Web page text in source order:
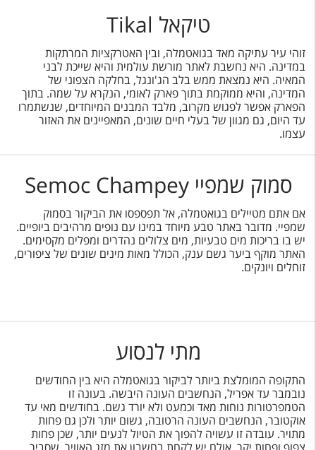
טיקאל Tikal
זוהי עיר עתיקה מאד בגואטמלה, ובין האטרקציות המרתקות
במדינה. היא נחשבת לאתר מורשת עולמית והיא שייכת לבני
המאיה. היא נמצאת ממש בלב הג'ונגל, בחלקה הצפוני של
המדינה, והיא ממוקמת בתוך פארק לאומי, הנקרא על שמה. בתוך
הפארק אפשר לפגוש מקרוב, מלבד המבנים המיוחדים, שנשתמרו
עד היום, גם מגוון של בעלי חיים שונים, המאפיינים את האזור
עצמו.
סמוק שמפיי Semoc Champey
אם אתם מטיילים בגואטמלה, אל תפספסו את הביקור בסמוק
שמפיי. מדובר באתר טבע מיוחד במינו עם נופים מרהיבים ביופיים.
יש בו בריכות מים טבעיות, מים צלולים נהדרים ומפלים מקסימים.
האתר מוקף ביער גשם ענק, הכולל מאות מינים שונים של ציפורים,
זוחלים ויונקים.
מתי לנסוע
התקופה המומלצת ביותר לביקור בגואטמלה היא בין החודשים
נובמבר עד אפריל, הנחשבים העונה היבשה. בעונה זו
הטמפרטורות נוחות מאד וכמעט ולא יורד גשם. בחודשים מאי עד
אוקטובר, הנחשבים העונה הרטובה, גשום יותר ולכן גם פחות
מתויר. עובדה זו עשויה להפוך את הטיול לנעים יותר, שכן פחות